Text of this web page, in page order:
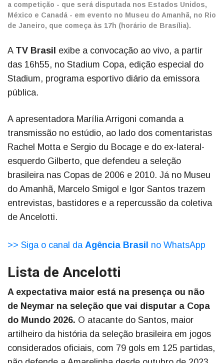
a competição - que será disputada nos Estados Unidos,
México e Canadá - em evento no Museu do Amanhã, no Rio
de Janeiro, que começa às 17h (horário de Brasília).
A TV Brasil exibe a convocação ao vivo, a partir
das 16h55, no Stadium Copa, edição especial do
Stadium, programa esportivo diário da emissora
pública.
A apresentadora Marília Arrigoni comanda a
transmissão no estúdio, ao lado dos comentaristas
Rachel Motta e Sergio du Bocage e do ex-lateral-
esquerdo Gilberto, que defendeu a seleção
brasileira nas Copas de 2006 e 2010. Já no Museu
do Amanhã, Marcelo Smigol e Igor Santos trazem
entrevistas, bastidores e a repercussão da coletiva
de Ancelotti.
>> Siga o canal da Agência Brasil no WhatsApp
Lista de Ancelotti
A expectativa maior está na presença ou não
de Neymar na seleção que vai disputar a Copa
do Mundo 2026. O atacante do Santos, maior
artilheiro da história da seleção brasileira em jogos
considerados oficiais, com 79 gols em 125 partidas,